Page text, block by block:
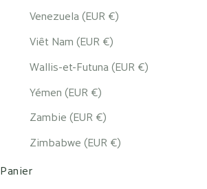
Venezuela (EUR €)
Viêt Nam (EUR €)
Wallis-et-Futuna (EUR €)
Yémen (EUR €)
Zambie (EUR €)
Zimbabwe (EUR €)
Panier